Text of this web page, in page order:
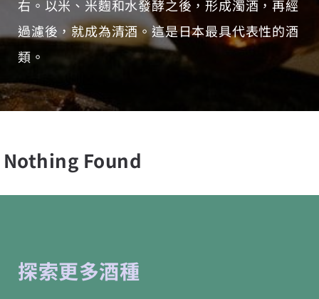
右。以米、米麴和水發酵之後，形成濁酒，再經
過濾後，就成為清酒。這是日本最具代表性的酒
類。
Nothing Found
探索更多酒種